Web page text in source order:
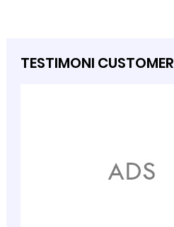
TESTIMONI CUSTOMER